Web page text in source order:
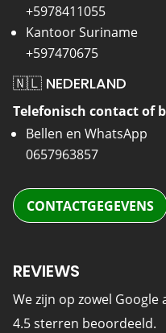
+5978411055
Kantoor Suriname
+597470675
🇳🇱 NEDERLAND
Telefonisch contact of
Bellen en WhatsApp
0657963857
CONTACTGEGEVENS
REVIEWS
We zijn op zowel
4.5 sterren beoordeeld.